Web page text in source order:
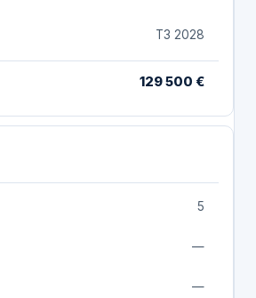
T3 2028
129 500 €
5
—
—